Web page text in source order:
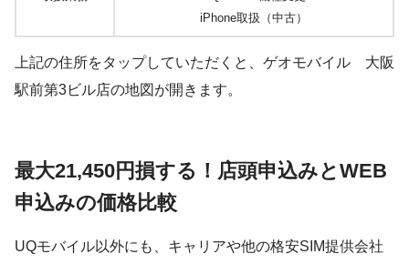
iPhone取扱（中古）
上記の住所をタップしていただくと、ゲオモバイル 大阪
駅前第3ビル店の地図が開きます。
最大21,450円損する！店頭申込みとWEB
申込みの価格比較
UQモバイル以外にも、キャリアや他の格安SIM提供会社